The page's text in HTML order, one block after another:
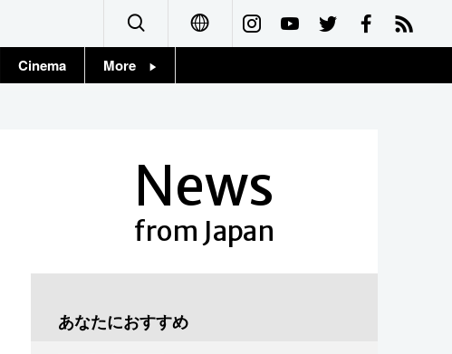
Français
Cinema More
News
from Japan
あなたにおすすめ